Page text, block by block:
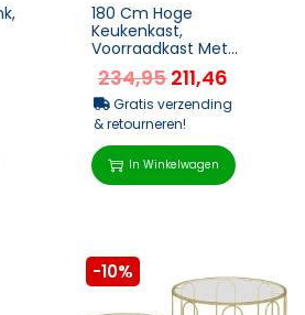
180 Cm Hoge
Keukenkast,
Voorraadkast Met
Soft-Close-Deuren En
Verstelbare Planken,
Hoogglans Wit
234,95211,46
Gratis verzending
& retourneren!
In Winkelwagen
-10%